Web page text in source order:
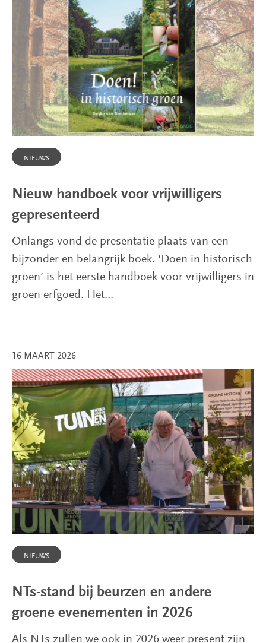
NIEUWS
Nieuw handboek voor vrijwilligers
gepresenteerd
Onlangs vond de presentatie plaats van een
bijzonder en belangrijk boek. ‘Doen in historisch
groen’ is het eerste handboek voor vrijwilligers in
groen erfgoed. Het…
16 MAART 2026
NIEUWS
NTs-stand bij beurzen en andere
groene evenementen in 2026
Als NTs zullen we ook in 2026 weer present zijn